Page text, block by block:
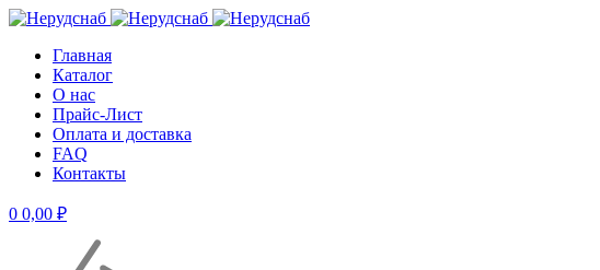
Главная
Каталог
О нас
Прайс-Лист
Оплата и доставка
FAQ
Контакты
0 0,00 ₽